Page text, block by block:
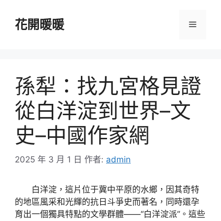
花開暖暖 選
孫犁：找九宮格見證
從白洋淀到世界–文
史–中國作家網
2025 年 3 月 1 日 作者: admin
白洋淀，這片位于冀中平原的水鄉，因其奇特
的地區風采和光輝的抗日斗爭史而著名，同時還孕
育出一個獨具特點的文學群體——“白洋淀派”。這些